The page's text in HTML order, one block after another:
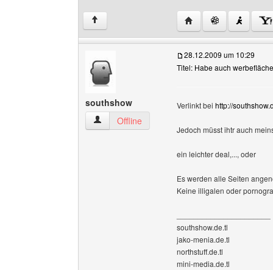
↑ Website dieses
southshow
southshow Benutzer-Profile anzeigen
Offline
28.12.2009 um 10:29
Titel: Habe auch werbefläche
Verlinkt bei http://
Jedoch müsst ihtr auch
ein leichter deal,..., oder
Es werden alle Seiten
Keine illigalen oder
southshow.de.tl
jako-menia.de.tl
northstuff.de.tl
mini-media.de.tl